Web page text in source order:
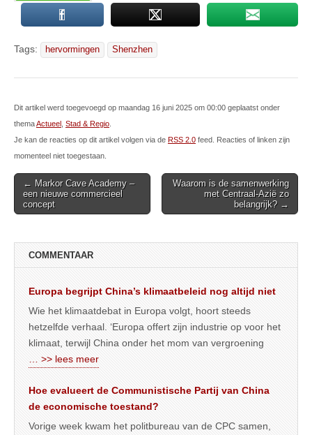
Tags: hervormingen Shenzhen
Dit artikel werd toegevoegd op maandag 16 juni 2025 om 00:00 geplaatst onder
themaActueel Stad & Regio
Je kan de reacties op dit artikel volgen via de RSS 2.0 feed. Reacties of linken zijn
momenteel niet toegestaan.
Post
navigation
← Markor Cave Academy –
een nieuwe commercieel
concept
Waarom is de samenwerking
met Centraal-Azië zo
belangrijk? →
COMMENTAAR
Europa begrijpt China’s klimaatbeleid nog altijd niet
Wie het klimaatdebat in Europa volgt, hoort steeds
hetzelfde verhaal. ‘Europa offert zijn industrie op voor het
klimaat, terwijl China onder het mom van vergroening
… >> lees meer
Hoe evalueert de Communistische Partij van China
de economische toestand?
Vorige week kwam het politbureau van de CPC samen,